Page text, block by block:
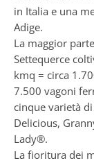
in Italia e una
Adige.
La maggior
Settequerce
kmq = circa
7.500 vagoni
cinque varietà
Delicious,
Lady®.
La fioritura dei